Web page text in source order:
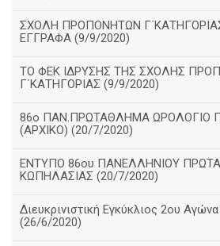
ΣΧΟΛΗ ΠΡΟΠΟΝΗΤΩΝ
ΕΓΓΡΑΦΑ (9/9/2020)
TO ΦΕΚ ΙΔΡΥΣΗΣ ΤΗΣ ΣΧΟΛΗΣ
Γ΄ΚΑΤΗΓΟΡΙΑΣ (9/9/2020)
86o ΠΑΝ.ΠΡΩΤΑΘΛΗΜΑ ΩΡΟΛΟΓΙΟ
(ΑΡΧΙΚΟ) (20/7/2020)
ΕΝΤΥΠΟ 86ου ΠΑΝΕΛΛΗΝΙΟΥ
ΚΩΠΗΛΑΣΙΑΣ (20/7/2020)
Διευκρινιστική Εγκύκλιος 2ου
(26/6/2020)